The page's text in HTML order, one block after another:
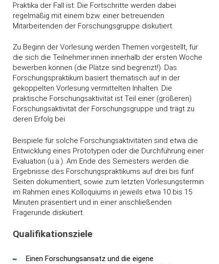
Praktika der Fall ist. Die Fortschritte werden dabei
regelmäßig mit einem bzw. einer betreuenden
Mitarbeitenden der Forschungsgruppe diskutiert.
Zu Beginn der Vorlesung werden Themen vorgestellt, für
die sich die Teilnehmer:innen innerhalb der ersten Woche
bewerben können (die Plätze sind begrenzt!). Das
Forschungspraktikum basiert thematisch auf in der
gekoppelten Vorlesung vermittelten Inhalten. Die
praktische Forschungsaktivität ist Teil einer (größeren)
Forschungsaktivität der Forschungsgruppe und trägt zu
deren Erfolg bei.
Beispiele für solche Forschungsaktivitäten sind etwa die
Entwicklung eines Prototypen oder die Durchführung einer
Evaluation (u.ä.). Am Ende des Semesters werden die
Ergebnisse des Forschungspraktikums auf drei bis fünf
Seiten dokumentiert, sowie zum letzten Vorlesungstermin
im Rahmen eines Kolloquiums in jeweils etwa 10 bis 15
Minuten präsentiert und in einer anschließenden
Fragerunde diskutiert.
Qualifikationsziele
Einen Forschungsansatz und die eigene